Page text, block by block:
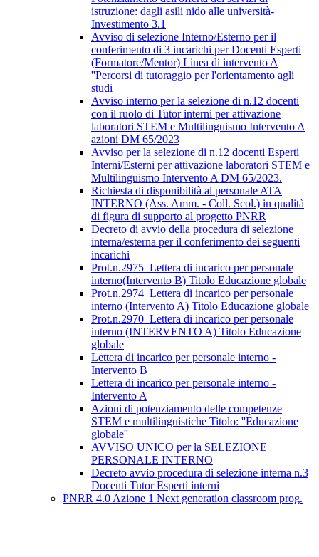
istruzione: dagli asili nido alle università-
Investimento 3.1
Avviso di selezione Interno/Esterno per il
conferimento di 3 incarichi per Docenti Esperti
(Formatore/Mentor) Linea di intervento A
''Percorsi di tutoraggio per l'orientamento agli
studi
Avviso interno per la selezione di n.12 docenti
con il ruolo di Tutor interni per attivazione
laboratori STEM e Multilinguismo Intervento A
azioni DM 65/2023
Avviso per la selezione di n.12 docenti Esperti
Interni/Esterni per attivazione laboratori STEM e
Multilinguismo Intervento A DM 65/2023.
Richiesta di disponibilità al personale ATA
INTERNO (Ass. Amm. - Coll. Scol.) in qualità
di figura di supporto al progetto PNRR
Decreto di avvio della procedura di selezione
interna/esterna per il conferimento dei seguenti
incarichi
Prot.n.2975_Lettera di incarico per personale
interno(Intervento B) Titolo Educazione globale
Prot.n.2974_Lettera di incarico per personale
interno (Intervento A) Titolo Educazione globale
Prot.n.2970_Lettera di incarico per personale
interno (INTERVENTO A) Titolo Educazione
globale
Lettera di incarico per personale interno -
Intervento B
Lettera di incarico per personale interno -
Intervento A
Azioni di potenziamento delle competenze
STEM e multilinguistiche Titolo: ''Educazione
globale''
AVVISO UNICO per la SELEZIONE
PERSONALE INTERNO
Decreto avvio procedura di selezione interna n.3
Docenti Tutor Esperti interni
PNRR 4.0 Azione 1 Next generation classroom prog.